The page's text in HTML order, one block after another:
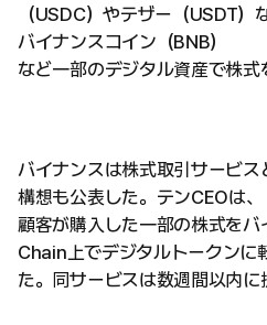
（USDC）やテザー（USDT）
バイナンスコイン（BNB）
など一部のデジタル資産で株式
バイナンスは株式取引サービ
構想も公表した。テンCEOは、
顧客が購入した一部の株式をバ
Chain上でデジタルトークンに
た。同サービスは数週間以内に